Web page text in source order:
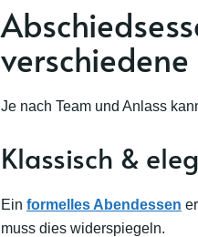
verschiedene
Je nach Team und Anlass
Klassisch &
Ein formelles Abendessen
muss dies widerspiegeln.